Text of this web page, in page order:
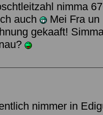
nimma
auch
Mei Fra
gekaaft!
nimmer in